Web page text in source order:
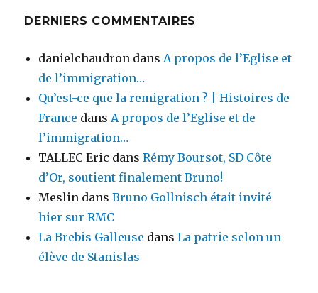
DERNIERS COMMENTAIRES
danielchaudron dansA propos de l’Eglise et
de l’immigration…
Qu’est-ce que la remigration ? | Histoires de
France dansA propos de l’Eglise et de
l’immigration…
TALLEC Eric dansRémy Boursot, SD Côte
d’Or, soutient finalement Bruno!
Meslin dansBruno Gollnisch était invité
hier sur RMC
La Brebis Galleuse dansLa patrie selon un
élève de Stanislas